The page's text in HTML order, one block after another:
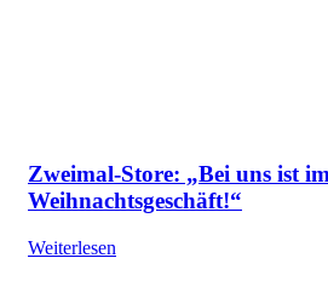
Zweimal-Store: „Bei uns ist
Weihnachtsgeschäft!“
Weiterlesen